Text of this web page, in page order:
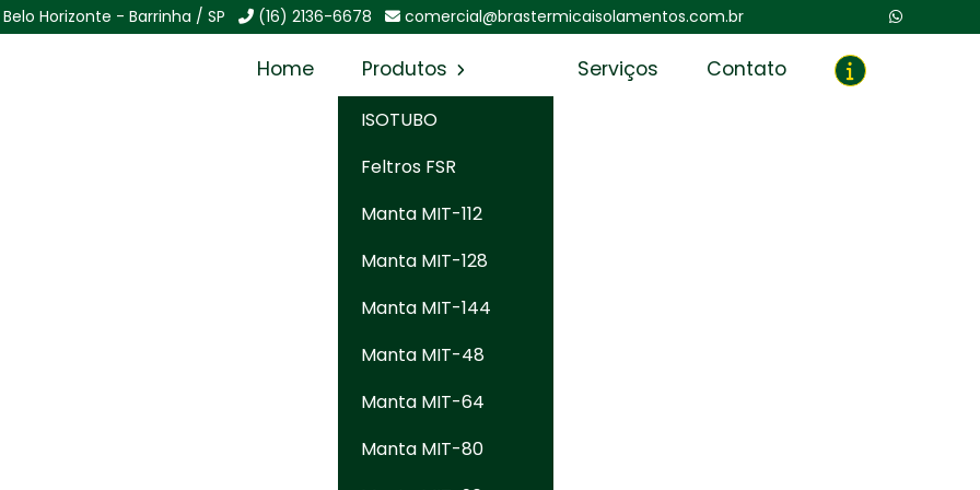
Horizonte - Barrinha / SP (16) 2136-6678 comercial@brastermicaisolamentos.com.br
Home Produtos
ISOTUBO
Feltros FSR
Manta MIT-112
Manta MIT-128
Manta MIT-144
Manta MIT-48
Manta MIT-64
Manta MIT-80
Serviços Contato
Solicite um Orçamento
em condições que combinam temperatura elevada,
Esses equipamentos são o coração energético de